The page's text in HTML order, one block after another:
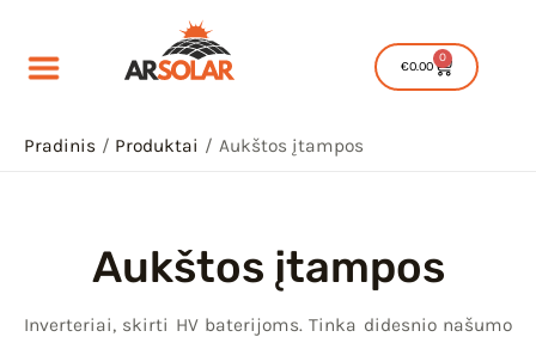
turinio
€0.00
0
Cart
Pradinis Produktai Aukštos įtampos
Aukštos įtampos
Inverteriai, skirti HV baterijoms. Tinka didesnio našumo